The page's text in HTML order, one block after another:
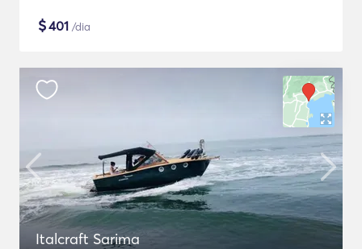
$401 /dia
Italcraft Sarima